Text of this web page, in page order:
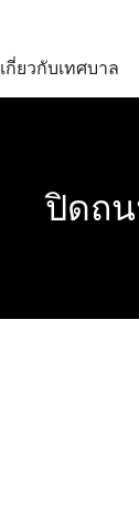
เกี่ยวกับเทศบาล
ปิดถน